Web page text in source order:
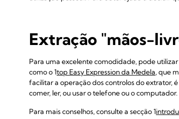
Extração "mãos-
Para uma excelente comodidade, pode
como o 1top Easy Expression da Medela, que
facilitar a operação dos controlos do extrator,
comer, ler, ou usar o telefone ou o computador.
Para mais conselhos, consulte a secção 1